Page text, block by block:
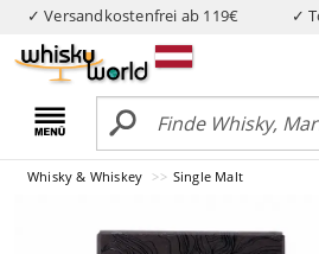
✓ Versandkostenfrei ab 119€ ✓
Whisky & Whiskey Single Malt